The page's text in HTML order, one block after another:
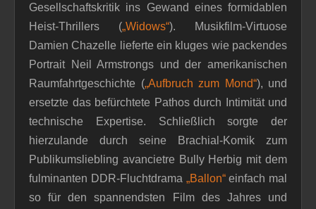
Gesellschaftskritik ins Gewand eines formidablen
Heist-Thrillers („Widows“). Musikfilm-Virtuose
Damien Chazelle lieferte ein kluges wie packendes
Portrait Neil Armstrongs und der amerikanischen
Raumfahrtgeschichte („Aufbruch zum Mond“), und
ersetzte das befürchtete Pathos durch Intimität und
technische Expertise. Schließlich sorgte der
hierzulande durch seine Brachial-Komik zum
Publikumsliebling avancietre Bully Herbig mit dem
fulminanten DDR-Fluchtdrama „Ballon“einfach mal
so für den spannendsten Film des Jahres und